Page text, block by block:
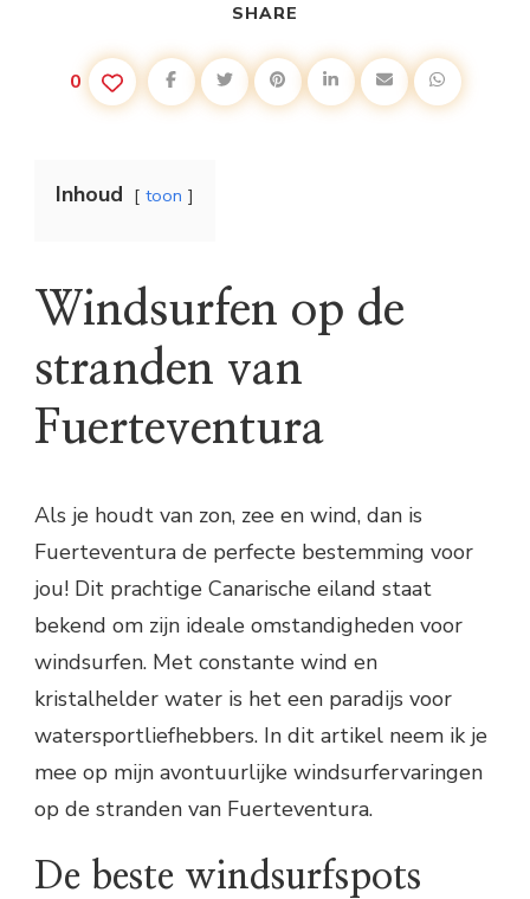
SHARE
0
Inhoud toon
Windsurfen op de
stranden van
Fuerteventura
Als je houdt van zon, zee en wind, dan is
Fuerteventura de perfecte bestemming voor
jou! Dit prachtige Canarische eiland staat
bekend om zijn ideale omstandigheden voor
windsurfen. Met constante wind en
kristalhelder water is het een paradijs voor
watersportliefhebbers. In dit artikel neem ik je
mee op mijn avontuurlijke windsurfervaringen
op de stranden van Fuerteventura.
De beste windsurfspots